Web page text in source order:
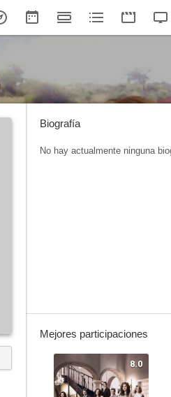
Biografía
No hay actualmente ninguna
Mejores participaciones
8.0